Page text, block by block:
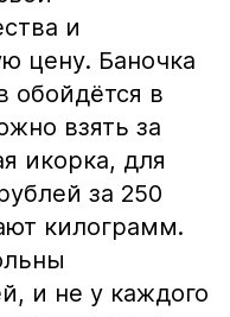
и
цену. Баночка
обойдётся в
взять за
икорка, для
за 250
килограмм.
и не у каждого